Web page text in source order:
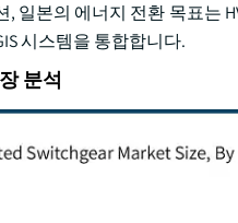
일본의 에너지 전환 목표는
시스템을 통합합니다.
분석